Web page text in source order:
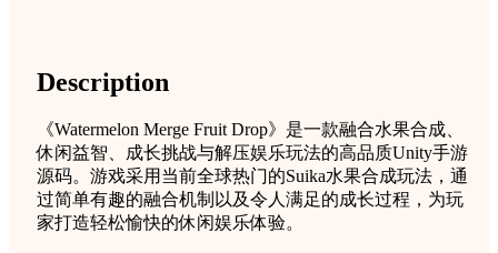
成
闲
益
智
手
游
Description
《Watermelon Merge Fruit Drop》是一款融合水果合成、
休闲益智、成长挑战与解压娱乐玩法的高品质Unity手游
源码。游戏采用当前全球热门的Suika水果合成玩法，通
过简单有趣的融合机制以及令人满足的成长过程，为玩
家打造轻松愉快的休闲娱乐体验。